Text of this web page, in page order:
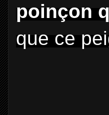
poinçon
que ce